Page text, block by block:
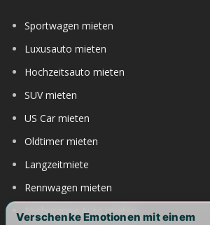
Sportwagen mieten
Luxusauto mieten
Hochzeitsauto mieten
SUV mieten
US Car mieten
Oldtimer mieten
Langzeitmiete
Rennwagen mieten
Nürburgring Auto mieten
Verschenke Emotionen mit einem